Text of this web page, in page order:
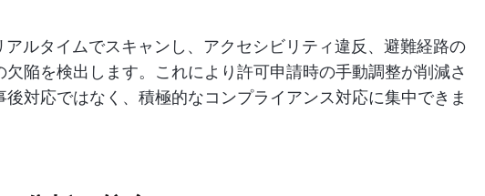
ルタイムでスキャンし、アクセシビリティ違反、避難経路の
陥を検出します。これにより許可申請時の手動調整が削減さ
対応ではなく、積極的なコンプライアンス対応に集中できま